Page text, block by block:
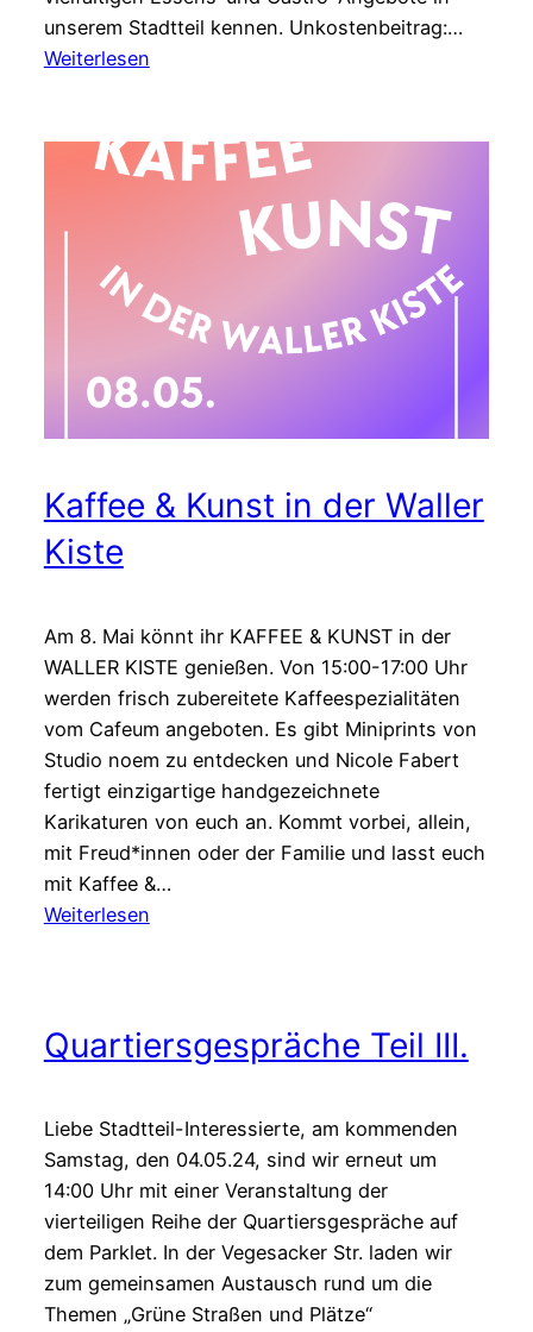
unserem Stadtteil kennen. Unkostenbeitrag:…
Weiterlesen:
Kaffee & Kunst in der Waller
Kiste
Am 8. Mai könnt ihr KAFFEE & KUNST in der
WALLER KISTE genießen. Von 15:00-17:00 Uhr
werden frisch zubereitete Kaffeespezialitäten
vom Cafeum angeboten. Es gibt Miniprints von
Studio noem zu entdecken und Nicole Fabert
fertigt einzigartige handgezeichnete
Karikaturen von euch an. Kommt vorbei, allein,
mit Freud*innen oder der Familie und lasst euch
mit Kaffee &…
Weiterlesen:
in
der
Kiste
Quartiersgespräche Teil III.
Liebe Stadtteil-Interessierte, am kommenden
Samstag, den 04.05.24, sind wir erneut um
14:00 Uhr mit einer Veranstaltung der
vierteiligen Reihe der Quartiersgespräche auf
dem Parklet. In der Vegesacker Str. laden wir
zum gemeinsamen Austausch rund um die
Themen „Grüne Straßen und Plätze“